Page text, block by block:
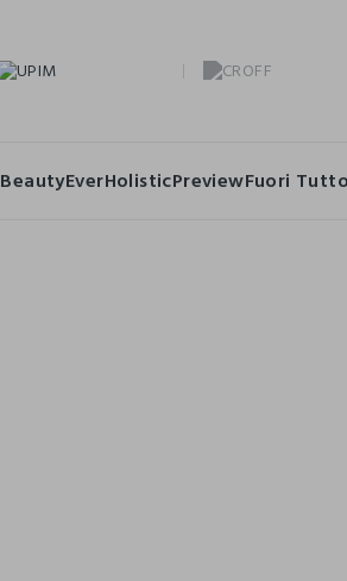
BeautyEverHolisticPreviewFuori Tutto